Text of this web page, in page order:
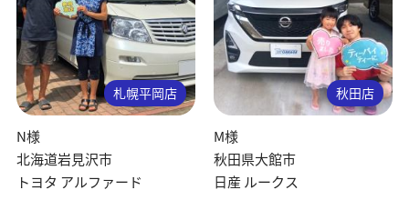
札幌平岡店
N様
北海道岩見沢市
トヨタ アルファード
秋田店
M様
秋田県大館市
日産 ルークス